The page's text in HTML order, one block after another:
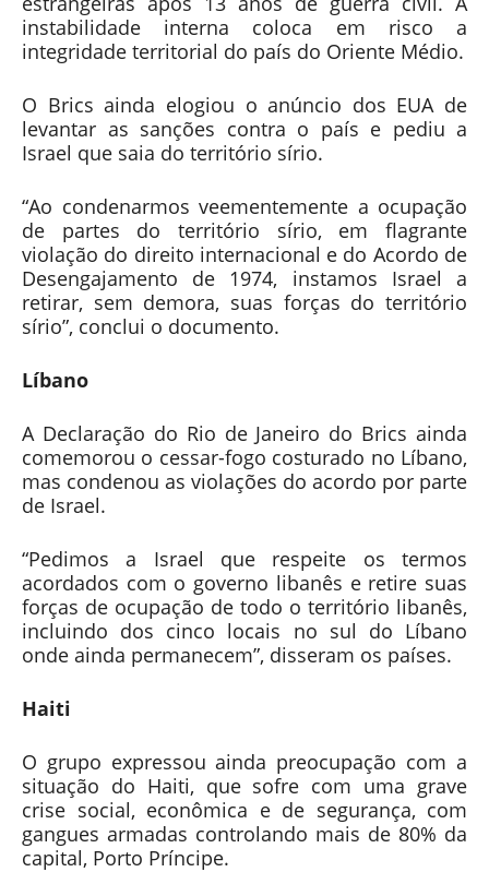
instabilidade interna coloca em risco a
integridade territorial do país do Oriente Médio.
O Brics ainda elogiou o anúncio dos EUA de
levantar as sanções contra o país e pediu a
Israel que saia do território sírio.
“Ao condenarmos veementemente a ocupação
de partes do território sírio, em flagrante
violação do direito internacional e do Acordo de
Desengajamento de 1974, instamos Israel a
retirar, sem demora, suas forças do território
sírio”, conclui o documento.
Líbano
A Declaração do Rio de Janeiro do Brics ainda
comemorou o cessar-fogo costurado no Líbano,
mas condenou as violações do acordo por parte
de Israel.
“Pedimos a Israel que respeite os termos
acordados com o governo libanês e retire suas
forças de ocupação de todo o território libanês,
incluindo dos cinco locais no sul do Líbano
onde ainda permanecem”, disseram os países.
Haiti
O grupo expressou ainda preocupação com a
situação do Haiti, que sofre com uma grave
crise social, econômica e de segurança, com
gangues armadas controlando mais de 80% da
capital, Porto Príncipe.